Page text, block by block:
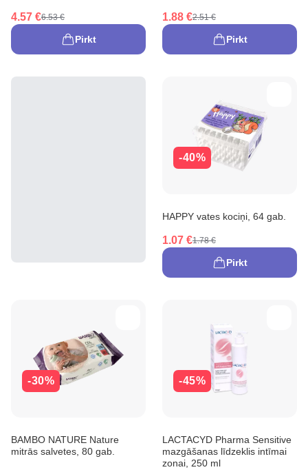
4.57 €6.53 €
Pirkt
1.88 €2.51 €
Pirkt
-40%
HAPPY vates kociņi, 64 gab.
1.07 €1.78 €
Pirkt
-30%
BAMBO NATURE Nature
mitrās salvetes, 80 gab.
-45%
LACTACYD Pharma Sensitive
mazgāšanas līdzeklis intīmai
zonai, 250 ml